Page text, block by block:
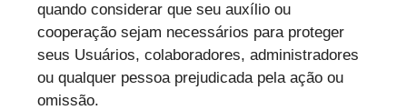
quando considerar que seu auxílio ou
cooperação sejam necessários para proteger
seus Usuários, colaboradores, administradores
ou qualquer pessoa prejudicada pela ação ou
omissão.